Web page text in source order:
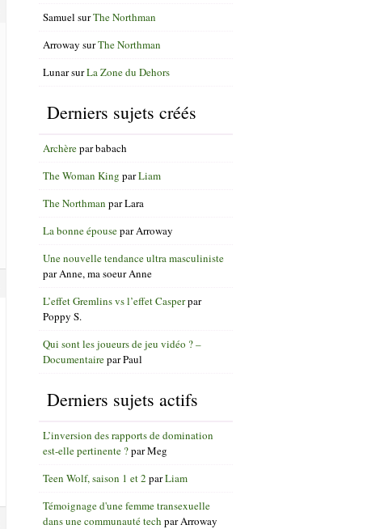
Samuel surThe Northman
Arroway surThe Northman
LunarsurLa Zone du Dehors
Derniers sujets créés
Archèreparbabach
The Woman King parLiam
The Northman parLara
La bonne épouseparArroway
Une nouvelle tendance ultra masculiniste
parAnne, ma soeur Anne
L’effet Gremlins vs l’effet Casperpar
Poppy S.
Qui sont les joueurs de jeu vidéo ? –
DocumentaireparPaul
Derniers sujets actifs
L’inversion des rapports de domination
est-elle pertinente ?parMeg
Teen Wolf, saison 1 et 2 parLiam
Témoignage d'une femme transexuelle
dans une communauté tech parArroway